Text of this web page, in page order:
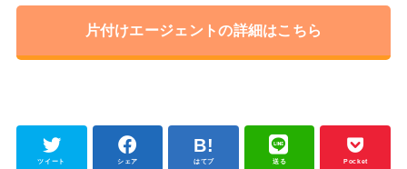
片付けエージェントの詳細はこちら
ツイート シェア はてブ 送る Pocket